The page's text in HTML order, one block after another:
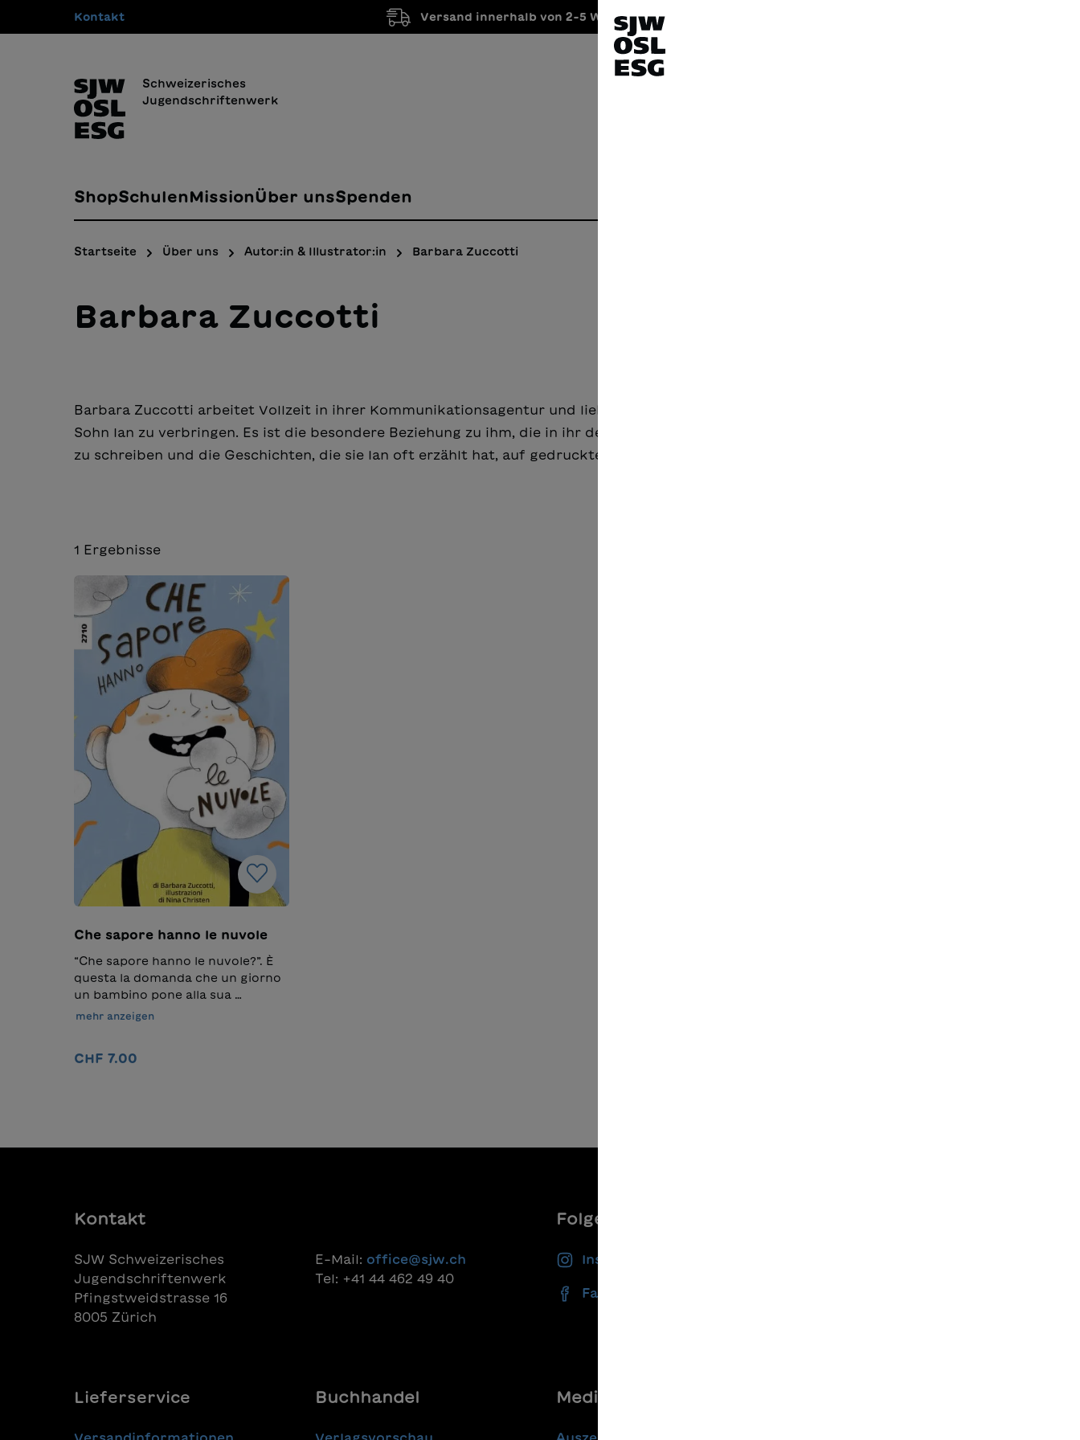
Zur Hauptnavigation springen
Kontakt Versand innerhalb von 2-5 Werktagen
Schweizerisches
Jugendschriftenwerk
ShopSchulen MissionÜber unsSpenden
Startseite Über uns Autor:in & Illustrator:in Barbara Zuccotti
Barbara Zuccotti
Barbara Zuccotti arbeitet Vollzeit in ihrer Kommunikationsagentur und liebt es, Zeit mit ihrem
Sohn Ian zu verbringen. Es ist die besondere Beziehung zu ihm, die in ihr den Wunsch geweckt hat,
zu schreiben und die Geschichten, die sie Ian oft erzählt hat, auf gedrucktem Papier zu sehen.
1 Ergebnisse
Che sapore hanno le nuvole
“Che sapore hanno le nuvole?”. È
questa la domanda che un giorno
un bambino pone alla sua
mamma. Dare un’unica risposta
viaggio, fin lassù, sempre più in
per raggiungerle e assaporarle?
mehr anzeigen
CHF 7.00
Kontakt
SJW Schweizerisches
Jugendschriftenwerk
Pfingstweidstrasse 16
8005 Zürich
E-Mail: office@sjw.ch
Tel: +41 44 462 49 40
Folgen Sie uns
Instagram
Facebook
Lieferservice Buchhandel Media